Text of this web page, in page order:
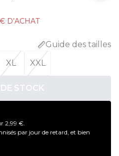
D’ACHAT
Guide des tailles
XL XXL
STOCK
2,99 €.
par jour de retard, et bien